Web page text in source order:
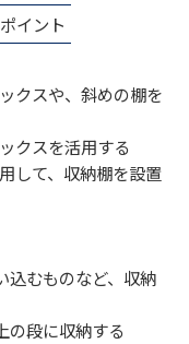
イント
クスや、斜めの棚を
クスを活用する
して、収納棚を設置
込むものなど、収納
の段に収納する